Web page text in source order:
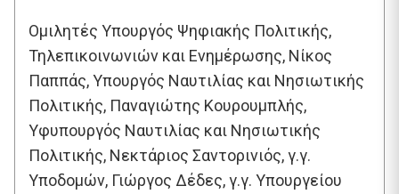
Ομιλητές Υπουργός Ψηφιακής Πολιτικής,
Τηλεπικοινωνιών και Ενημέρωσης, Νίκος
Παππάς, Υπουργός Ναυτιλίας και Νησιωτικής
Πολιτικής, Παναγιώτης Κουρουμπλής,
Υφυπουργός Ναυτιλίας και Νησιωτικής
Πολιτικής, Νεκτάριος Σαντορινιός, γ.γ.
Υποδομών, Γιώργος Δέδες, γ.γ. Υπουργείου